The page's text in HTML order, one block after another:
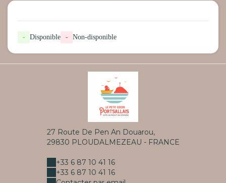
- Disponible - Non-disponible
27 Route De Pen An Douarou,
29830 PLOUDALMEZEAU - FRANCE
+33 6 87 10 41 16
+33 6 87 10 41 16